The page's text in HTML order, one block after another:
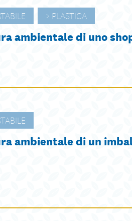
PLASTICA
ambientale di uno
ambientale di un